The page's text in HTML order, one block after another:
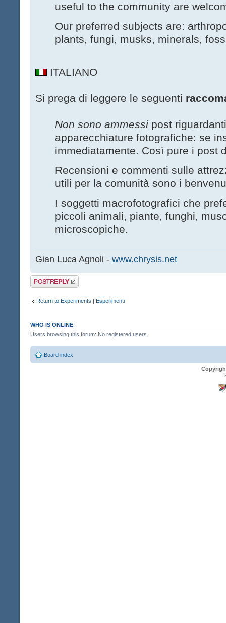
useful to the community are
Our preferred subjects are:
plants, fungi, musks, minerals,
ITALIANO
Si prega di leggere le seguenti
Non sono ammessi post
apparecchiature fotografiche: se
immediatamente. Così pure i post
Recensioni e commenti sulle
utili per la comunità sono i
I soggetti macrofotografici che
piccoli animali, piante, funghi,
microscopiche.
Gian Luca Agnoli - www.chrysis.net
Post a reply
Return to Experiments | Esperimenti
WHO IS ONLINE
Users browsing this forum: No registered users
Board index